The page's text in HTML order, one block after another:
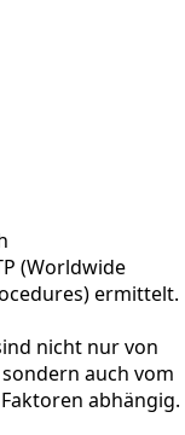
(Worldwide
ermittelt.
nicht nur von
auch vom
abhängig.